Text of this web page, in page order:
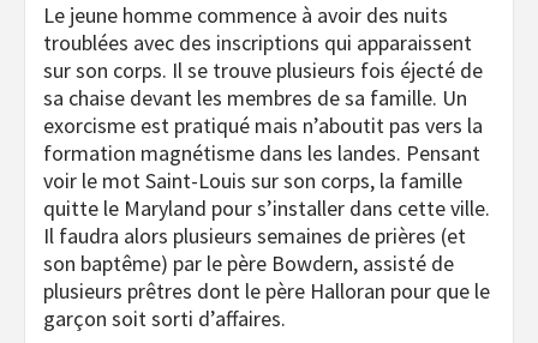
Le jeune homme commence à avoir des nuits
troublées avec des inscriptions qui apparaissent
sur son corps. Il se trouve plusieurs fois éjecté de
sa chaise devant les membres de sa famille. Un
exorcisme est pratiqué mais n’aboutit pas vers la
formation magnétisme dans les landes. Pensant
voir le mot Saint-Louis sur son corps, la famille
quitte le Maryland pour s’installer dans cette ville.
Il faudra alors plusieurs semaines de prières (et
son baptême) par le père Bowdern, assisté de
plusieurs prêtres dont le père Halloran pour que le
garçon soit sorti d’affaires.